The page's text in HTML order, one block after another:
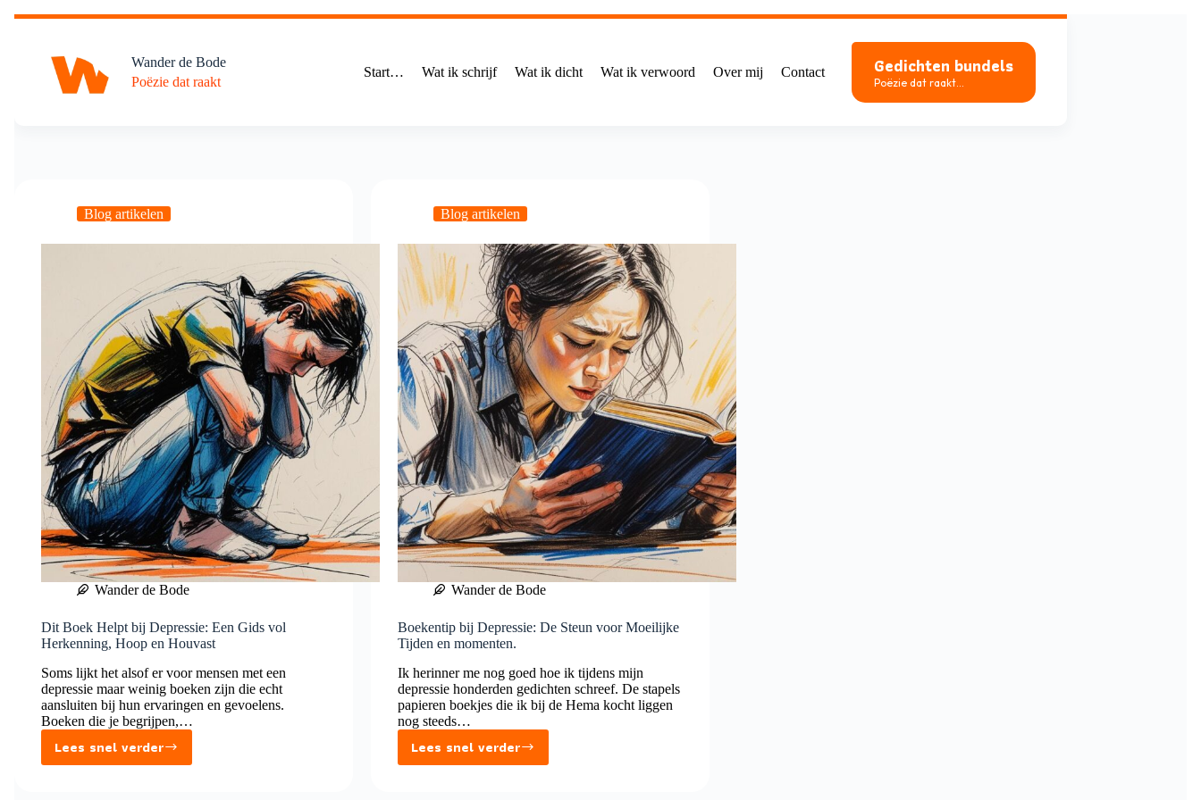
Ga
Wander de Bode
Poëzie dat raakt
Start… Wat ik schrijf Wat ik dicht Wat ik verwoord Over mij Contact Gedichten bundels
Poëzie dat raakt...
Blog artikelen
Wander de Bode
Dit Boek Helpt bij Depressie: Een Gids vol
Herkenning, Hoop en Houvast
Soms lijkt het alsof er voor mensen met een
depressie maar weinig boeken zijn die echt
aansluiten bij hun ervaringen en gevoelens.
Boeken die je begrijpen,…
Lees snel verder
Dit
Blog artikelen
Wander de Bode
Boekentip bij Depressie: De Steun voor Moeilijke
Tijden en momenten.
Ik herinner me nog goed hoe ik tijdens mijn
depressie honderden gedichten schreef. De stapels
papieren boekjes die ik bij de Hema kocht liggen
nog steeds…
Lees snel verder
Boekentip